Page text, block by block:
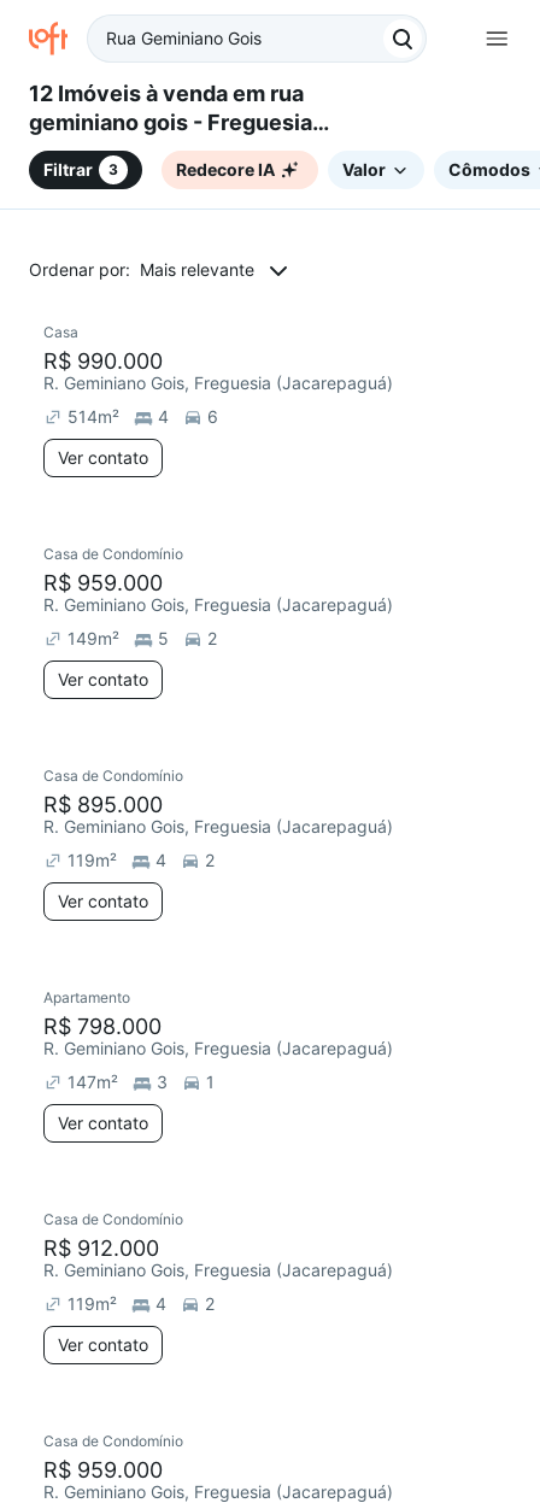
12 Imóveis à venda em rua
geminiano gois - Freguesia
(Jacarepaguá), Rio de Janeiro,
RJFiltrar 3 Redecore IA Valor Cômodos
Ordenar por: Mais relevante
Casa
R$ 990.000
R. Geminiano Gois, Freguesia (Jacarepaguá)
514m² 4
6
Ver contato
Redecorar
Casa de Condomínio
R$ 959.000
R. Geminiano Gois, Freguesia (Jacarepaguá)
149m² 5
2
Ver contato
Redecorar
Casa de Condomínio
R$ 895.000
R. Geminiano Gois, Freguesia (Jacarepaguá)
119m² 4
2
Ver contato
Redecorar
Apartamento
R$ 798.000
R. Geminiano Gois, Freguesia (Jacarepaguá)
147m² 3
1
Ver contato
Casa de Condomínio
R$ 912.000
R. Geminiano Gois, Freguesia (Jacarepaguá)
119m² 4
2
Ver contato
Redecorar
Casa de Condomínio
R$ 959.000
R. Geminiano Gois, Freguesia (Jacarepaguá)